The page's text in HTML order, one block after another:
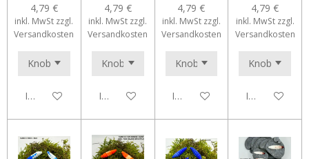
4,79 €
inkl. MwSt zzgl.
Versandkosten
In den Warenkorb
4,79 €
inkl. MwSt zzgl.
Versandkosten
In den Warenkorb
4,79 €
inkl. MwSt zzgl.
Versandkosten
In den Warenkorb
4,79 €
inkl. MwSt zzgl.
Versandkosten
In den